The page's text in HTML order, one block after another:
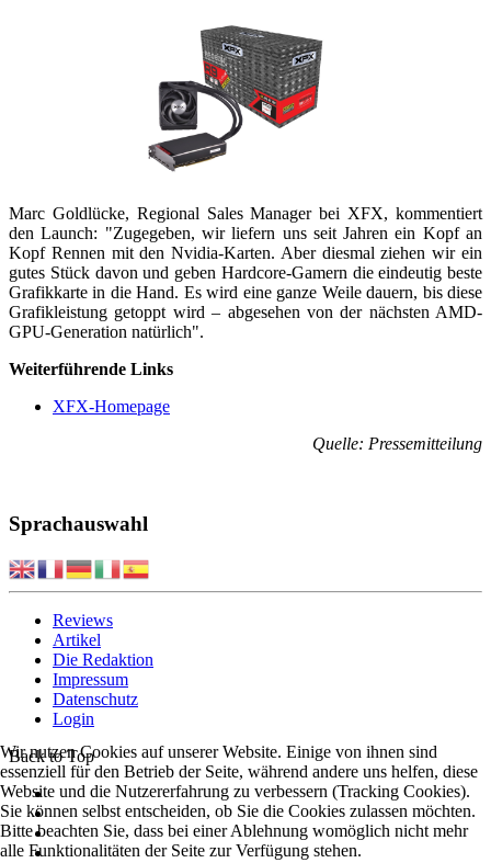
Marc Goldlücke, Regional Sales Manager bei XFX, kommentiert
den Launch: "Zugegeben, wir liefern uns seit Jahren ein Kopf an
Kopf Rennen mit den Nvidia-Karten. Aber diesmal ziehen wir ein
gutes Stück davon und geben Hardcore-Gamern die eindeutig beste
Grafikkarte in die Hand. Es wird eine ganze Weile dauern, bis diese
Grafikleistung getoppt wird – abgesehen von der nächsten AMD-
GPU-Generation natürlich".
Weiterführende Links
XFX-Homepage
Quelle: Pressemitteilung
Sprachauswahl
Reviews
Artikel
Die Redaktion
Impressum
Datenschutz
Login
Back to Top
Wir nutzen Cookies auf unserer Website. Einige von ihnen sind
essenziell für den Betrieb der Seite, während andere uns helfen, diese
Website und die Nutzererfahrung zu verbessern (Tracking Cookies).
Sie können selbst entscheiden, ob Sie die Cookies zulassen möchten.
Bitte beachten Sie, dass bei einer Ablehnung womöglich nicht mehr
alle Funktionalitäten der Seite zur Verfügung stehen.